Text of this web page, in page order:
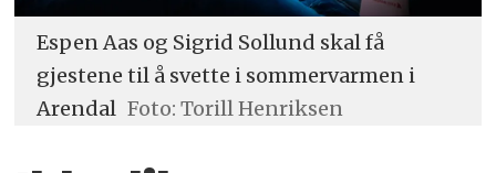
Espen Aas og Sigrid Sollund skal få
gjestene til å svette i sommervarmen i
Arendal Foto: Torill Henriksen